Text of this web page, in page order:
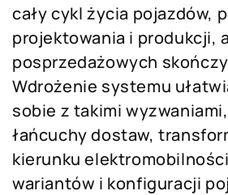
cały cykl życia pojazdów,
projektowania i produkcji,
posprzedażowych
Wdrożenie systemu
sobie z takimi
łańcuchy dostaw,
kierunku
wariantów i konfiguracji